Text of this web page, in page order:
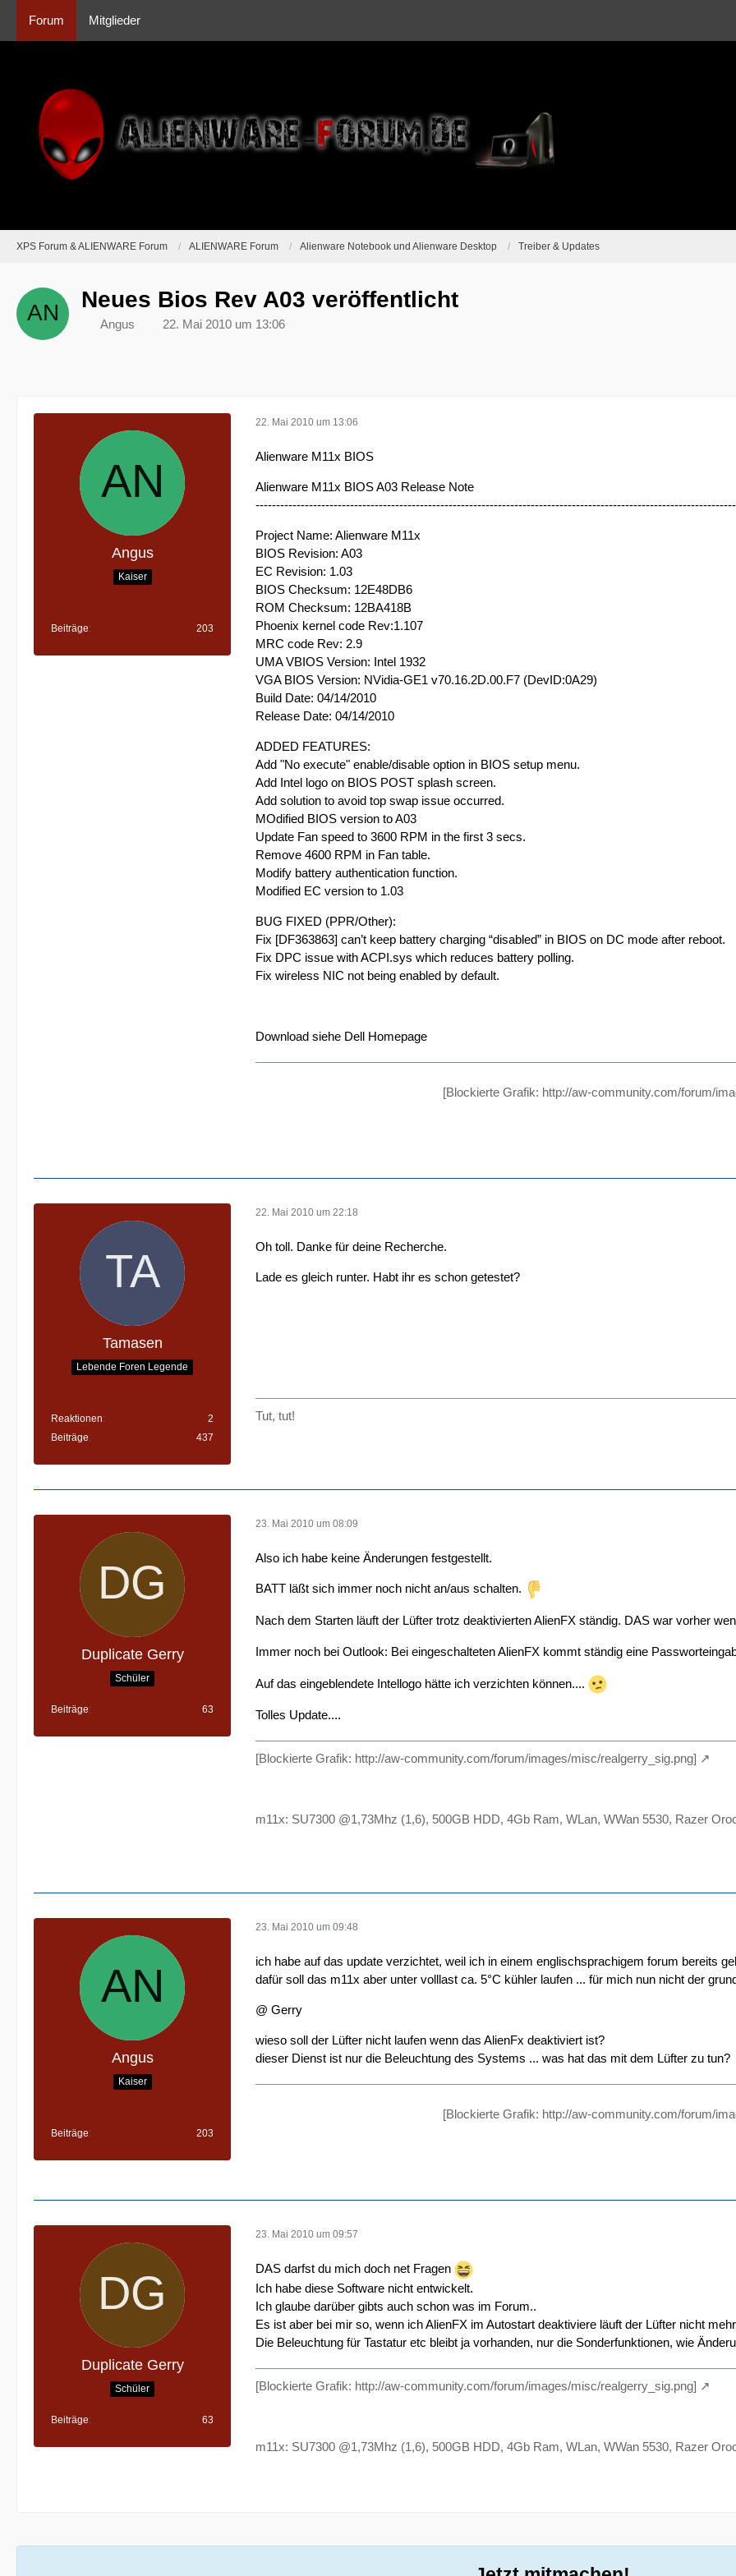
Forum Mitglieder
XPS Forum & ALIENWARE Forum ALIENWARE Forum Alienware Notebook und Alienware Desktop Treiber & Updates
Neues Bios Rev A03 veröffentlicht
Angus 22. Mai 2010 um 13:06
Angus
Kaiser
Beiträge 203
22. Mai 2010 um 13:06
Alienware M11x BIOS
Alienware M11x BIOS A03 Release Note
Project Name: Alienware M11x
BIOS Revision: A03
EC Revision: 1.03
BIOS Checksum: 12E48DB6
ROM Checksum: 12BA418B
Phoenix kernel code Rev:1.107
MRC code Rev: 2.9
UMA VBIOS Version: Intel 1932
VGA BIOS Version: NVidia-GE1 v70.16.2D.00.F7 (DevID:0A29)
Build Date: 04/14/2010
Release Date: 04/14/2010
ADDED FEATURES:
Add "No execute" enable/disable option in BIOS setup menu.
Add Intel logo on BIOS POST splash screen.
Add solution to avoid top swap issue occurred.
MOdified BIOS version to A03
Update Fan speed to 3600 RPM in the first 3 secs.
Remove 4600 RPM in Fan table.
Modify battery authentication function.
Modified EC version to 1.03
BUG FIXED (PPR/Other):
Fix [DF363863] can’t keep battery charging “disabled” in BIOS on DC mode after reboot.
Fix DPC issue with ACPI.sys which reduces battery polling.
Fix wireless NIC not being enabled by default.
Download siehe Dell Homepage
[Blockierte Grafik: http://aw-community.com/forum/
Tamasen
Lebende Foren Legende
Reaktionen
2
Beiträge
437
22. Mai 2010 um 22:18
Oh toll. Danke für deine Recherche.
Lade es gleich runter. Habt ihr es schon getestet?
Tut, tut!
Duplicate Gerry
Schüler
Beiträge 63
23. Mai 2010 um 08:09
Also ich habe keine Änderungen festgestellt.
BATT läßt sich immer noch nicht an/aus schalten.
Nach dem Starten läuft der Lüfter trotz deaktivierten AlienFX ständig. DAS war vorher
Immer noch bei Outlook: Bei eingeschalteten AlienFX kommt ständig eine
Auf das eingeblendete Intellogo hätte ich verzichten können....
Tolles Update....
[Blockierte Grafik: http://aw-community.com/forum/images/misc/realgerry_sig.png]
m11x: SU7300 @1,73Mhz (1,6), 500GB HDD, 4Gb Ram, WLan, WWan 5530, Razer
Angus
Kaiser
Beiträge 203
23. Mai 2010 um 09:48
ich habe auf das update verzichtet, weil ich in einem englischsprachigem forum bereits
dafür soll das m11x aber unter volllast ca. 5°C kühler laufen ... für mich nun nicht der
@ Gerry
wieso soll der Lüfter nicht laufen wenn das AlienFx deaktiviert ist?
dieser Dienst ist nur die Beleuchtung des Systems ... was hat das mit dem Lüfter zu tun?
[Blockierte Grafik: http://aw-community.com/forum/
Duplicate Gerry
Schüler
Beiträge 63
23. Mai 2010 um 09:57
DAS darfst du mich doch net Fragen
Ich habe diese Software nicht entwickelt.
Ich glaube darüber gibts auch schon was im Forum..
Es ist aber bei mir so, wenn ich AlienFX im Autostart deaktiviere läuft der Lüfter nicht
Die Beleuchtung für Tastatur etc bleibt ja vorhanden, nur die Sonderfunktionen, wie
[Blockierte Grafik: http://aw-community.com/forum/images/misc/realgerry_sig.png]
m11x: SU7300 @1,73Mhz (1,6), 500GB HDD, 4Gb Ram, WLan, WWan 5530, Razer